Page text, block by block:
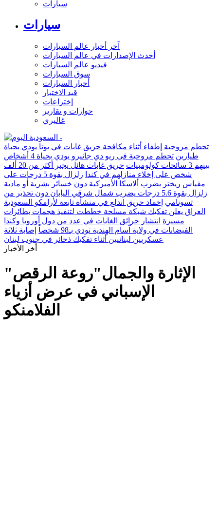
سيارات
سيارات
آخر أخبار عالم السيارات
أحدث الإصدارات في عالم السيارات
فيديو عالم السيارات
سوق السيارات
أخبار السيارات
قيد الاختبار
إختراعات
حوارات و تقارير
غاليري
تحطم مروحية إطفاء أثناء مكافحة حريق غابات في يوتا يودي بحياة
طيارين
تحطم مروحية في ريو دي جانيرو يودي بحياة 4 أشخاص
بينهم 3 سائحات كولومبيات
حريق غابات هائل يجبر أكثر من 20 ألف
شخص على إخلاء منازلهم في كندا
زلزال بقوة 5 درجات على
مقياس ريختر يضرب ألاسكا الأميركية دون خسائر بشرية أو مادية
زلزال بقوة 5.6 درجات يضرب شمال شرقي اليابان دون تحذير من
تسونامي إخماد حريق اندلع في منشأة تابعة لأرامكو السعودية
العراق يعلن تفكيك شبكة مسلحة خططت لتنفيذ هجمات بطائرات
مسيرة انتشار حرائق الغابات في عدد من دول أوروبا وكندا
الفيضانات في ولاية آسام الهندية تودي بـ98 شخصاً
إصابة ثلاثة
عسكريين لبنانيين أثناء تفكيك ذخائر في جنوب لبنان
أخر الأخبار
"الإثارة والجمال"روعة الرقص
الإسباني في عرض أزياء
الفلامنكو